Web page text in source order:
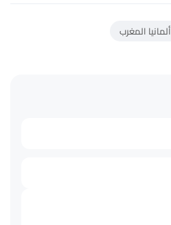
ألمانيا المغرب